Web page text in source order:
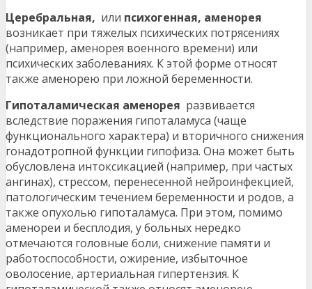
Церебральная, или психогенная, аменорея
возникает при тяжелых психических потрясениях
(например, аменорея военного времени) или
психических заболеваниях. К этой форме относят
также аменорею при ложной беременности.
Гипоталамическая аменорея развивается
вследствие поражения гипоталамуса (чаще
функционального характера) и вторичного снижения
гонадотропной функции гипофиза. Она может быть
обусловлена интоксикацией (например, при частых
ангинах), стрессом, перенесенной нейроинфекцией,
патологическим течением беременности и родов, а
также опухолью гипоталамуса. При этом, помимо
аменореи и бесплодия, у больных нередко
отмечаются головные боли, снижение памяти и
работоспособности, ожирение, избыточное
оволосение, артериальная гипертензия. К